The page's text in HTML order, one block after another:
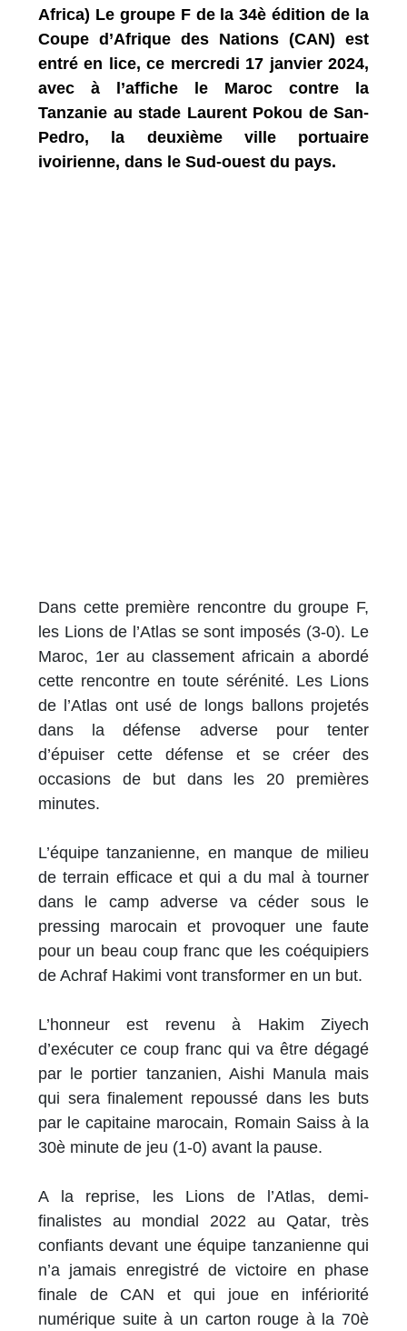
Africa) Le groupe F de la 34è édition de la
Coupe d’Afrique des Nations (CAN) est
entré en lice, ce mercredi 17 janvier 2024,
avec à l’affiche le Maroc contre la
Tanzanie au stade Laurent Pokou de San-
Pedro, la deuxième ville portuaire
ivoirienne, dans le Sud-ouest du pays.
Dans cette première rencontre du groupe F,
les Lions de l’Atlas se sont imposés (3-0). Le
Maroc, 1er au classement africain a abordé
cette rencontre en toute sérénité. Les Lions
de l’Atlas ont usé de longs ballons projetés
dans la défense adverse pour tenter
d’épuiser cette défense et se créer des
occasions de but dans les 20 premières
minutes.
L’équipe tanzanienne, en manque de milieu
de terrain efficace et qui a du mal à tourner
dans le camp adverse va céder sous le
pressing marocain et provoquer une faute
pour un beau coup franc que les coéquipiers
de Achraf Hakimi vont transformer en un but.
L’honneur est revenu à Hakim Ziyech
d’exécuter ce coup franc qui va être dégagé
par le portier tanzanien, Aishi Manula mais
qui sera finalement repoussé dans les buts
par le capitaine marocain, Romain Saiss à la
30è minute de jeu (1-0) avant la pause.
A la reprise, les Lions de l’Atlas, demi-
finalistes au mondial 2022 au Qatar, très
confiants devant une équipe tanzanienne qui
n’a jamais enregistré de victoire en phase
finale de CAN et qui joue en infériorité
numérique suite à un carton rouge à la 70è